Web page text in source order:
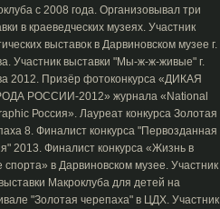
с 2008 года. Организовывал три
в краеведческих музеях. Участник
выставок в Дарвиновском музее г.
Участник выставки "Мы-ж-ж-живые" г.
2012. Призёр фотоконкурса «ДИКАЯ
РОССИИ-2012» журнала «National
Россия». Лауреат конкурса Золотая
8. Финалист конкурса "Первозданная
2013. Финалист конкурса «Жизнь в
спорта» в Дарвиновском музее. Участник
Макроклуба для детей на
"Золотая черепаха" в ЦДХ. Участник